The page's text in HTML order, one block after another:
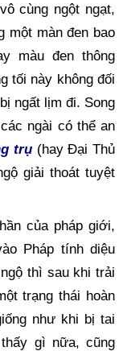
cùng ngột ngạt,
một màn đen bao
màu đen thông
tối này không đối
ngất lịm đi. Song
ngài có thể an
trụ (hay Đại Thủ
giải thoát tuyệt
của pháp giới,
Pháp tính diệu
thì sau khi trải
trạng thái hoàn
như khi bị tai
gì nữa, cũng